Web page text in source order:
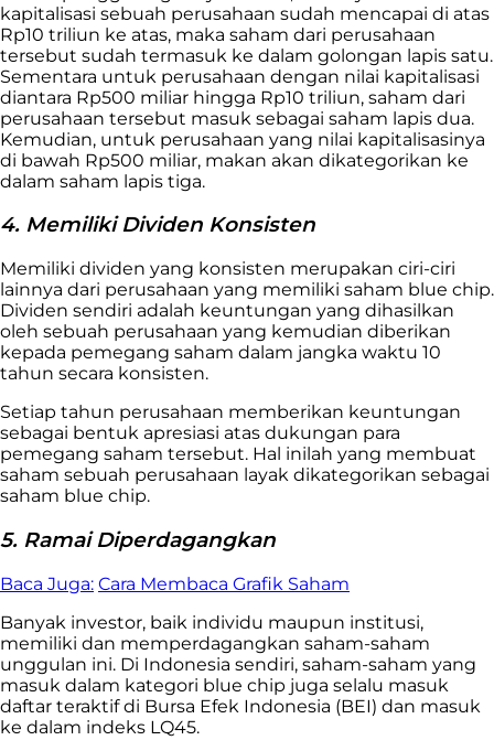
kapitalisasi sebuah perusahaan sudah mencapai di atas
Rp10 triliun ke atas, maka saham dari perusahaan
tersebut sudah termasuk ke dalam golongan lapis satu.
Sementara untuk perusahaan dengan nilai kapitalisasi
diantara Rp500 miliar hingga Rp10 triliun, saham dari
perusahaan tersebut masuk sebagai saham lapis dua.
Kemudian, untuk perusahaan yang nilai kapitalisasinya
di bawah Rp500 miliar, makan akan dikategorikan ke
dalam saham lapis tiga.
4. Memiliki Dividen Konsisten
Memiliki dividen yang konsisten merupakan ciri-ciri
lainnya dari perusahaan yang memiliki saham blue chip.
Dividen sendiri adalah keuntungan yang dihasilkan
oleh sebuah perusahaan yang kemudian diberikan
kepada pemegang saham dalam jangka waktu 10
tahun secara konsisten.
Setiap tahun perusahaan memberikan keuntungan
sebagai bentuk apresiasi atas dukungan para
pemegang saham tersebut. Hal inilah yang membuat
saham sebuah perusahaan layak dikategorikan sebagai
saham blue chip.
5. Ramai Diperdagangkan
Baca Juga: Cara Membaca Grafik Saham
Banyak investor, baik individu maupun institusi,
memiliki dan memperdagangkan saham-saham
unggulan ini. Di Indonesia sendiri, saham-saham yang
masuk dalam kategori blue chip juga selalu masuk
daftar teraktif di Bursa Efek Indonesia (BEI) dan masuk
ke dalam indeks LQ45.